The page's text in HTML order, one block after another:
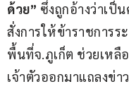
ด้วย” ซึ่งถูกอ้างว่าเป็
สั่งการให้ข้าราชการ
พื้นที่จ.ภูเก็ต ช่วยเหลื
เจ้าตัวออกมาแถลงข่า